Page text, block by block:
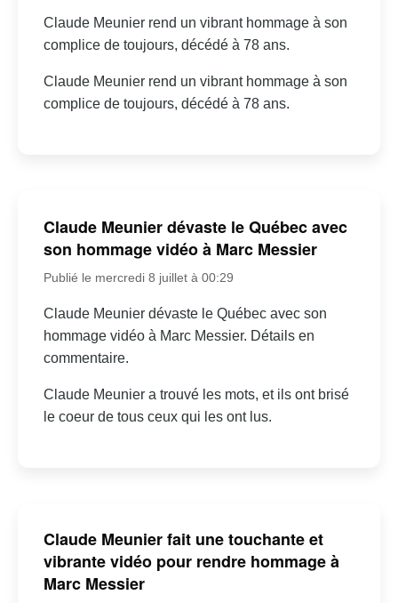
Claude Meunier rend un vibrant hommage à son
complice de toujours, décédé à 78 ans.
Claude Meunier rend un vibrant hommage à son
complice de toujours, décédé à 78 ans.
Claude Meunier dévaste le Québec avec
son hommage vidéo à Marc Messier
Publié le mercredi 8 juillet à 00:29
Claude Meunier dévaste le Québec avec son
hommage vidéo à Marc Messier. Détails en
commentaire.
Claude Meunier a trouvé les mots, et ils ont brisé
le coeur de tous ceux qui les ont lus.
Claude Meunier fait une touchante et
vibrante vidéo pour rendre hommage à
Marc Messier